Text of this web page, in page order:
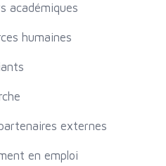
académiques
humaines
externes
en emploi